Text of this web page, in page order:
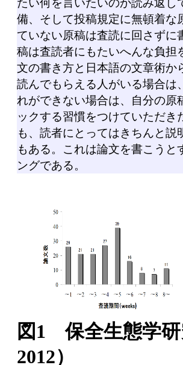
たい何を言いたいのか読み返
備、そして投稿規定に無頓着な
ていない原稿は査読に回さず
稿は査読者にもたいへんな負担
文の書き方と日本語の文章術か
読んでもらえる人がいる場合は
れができない場合は、自分の原
ックする習慣をつけていただ
も、読者にとってはきちんと
もある。これは論文を書こう
ングである。
図1 保全生態学研
2012）